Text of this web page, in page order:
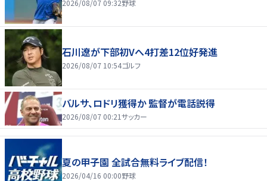
2026/08/07 09:32野球
石川遼が下部初Vへ4打差12位好発進
2026/08/07 10:54ゴルフ
バルサ、ロドリ獲得か 監督が電話説得
2026/08/07 00:21サッカー
夏の甲子園 全試合無料ライブ配信！
2026/04/16 00:00野球